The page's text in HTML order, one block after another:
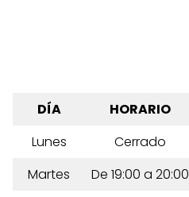
DÍA
HORARIO
Lunes
Cerrado
Martes
De 19:00 a 20:00